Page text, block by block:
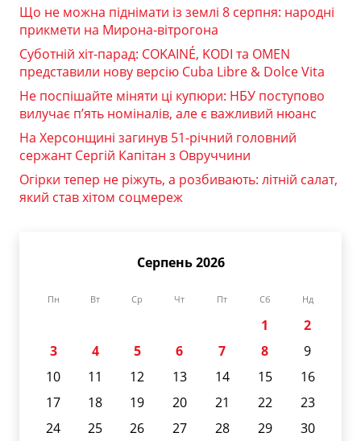
Що не можна піднімати із землі 8 серпня: народні
прикмети на Мирона-вітрогона
Суботній хіт-парад: COKAINÉ, KODI та OMEN
представили нову версію Cuba Libre & Dolce Vita
Не поспішайте міняти ці купюри: НБУ поступово
вилучає п’ять номіналів, але є важливий нюанс
На Херсонщині загинув 51-річний головний
сержант Сергій Капітан з Овруччини
Огірки тепер не ріжуть, а розбивають: літній салат,
який став хітом соцмереж
Серпень 2026
Пн Вт Ср Чт Пт Сб Нд
1
2
3
4 5 6 7 8
9
10
11 12 13 14 15
16
17
18 19 20 21 22
23
24
25 26 27 28 29
30